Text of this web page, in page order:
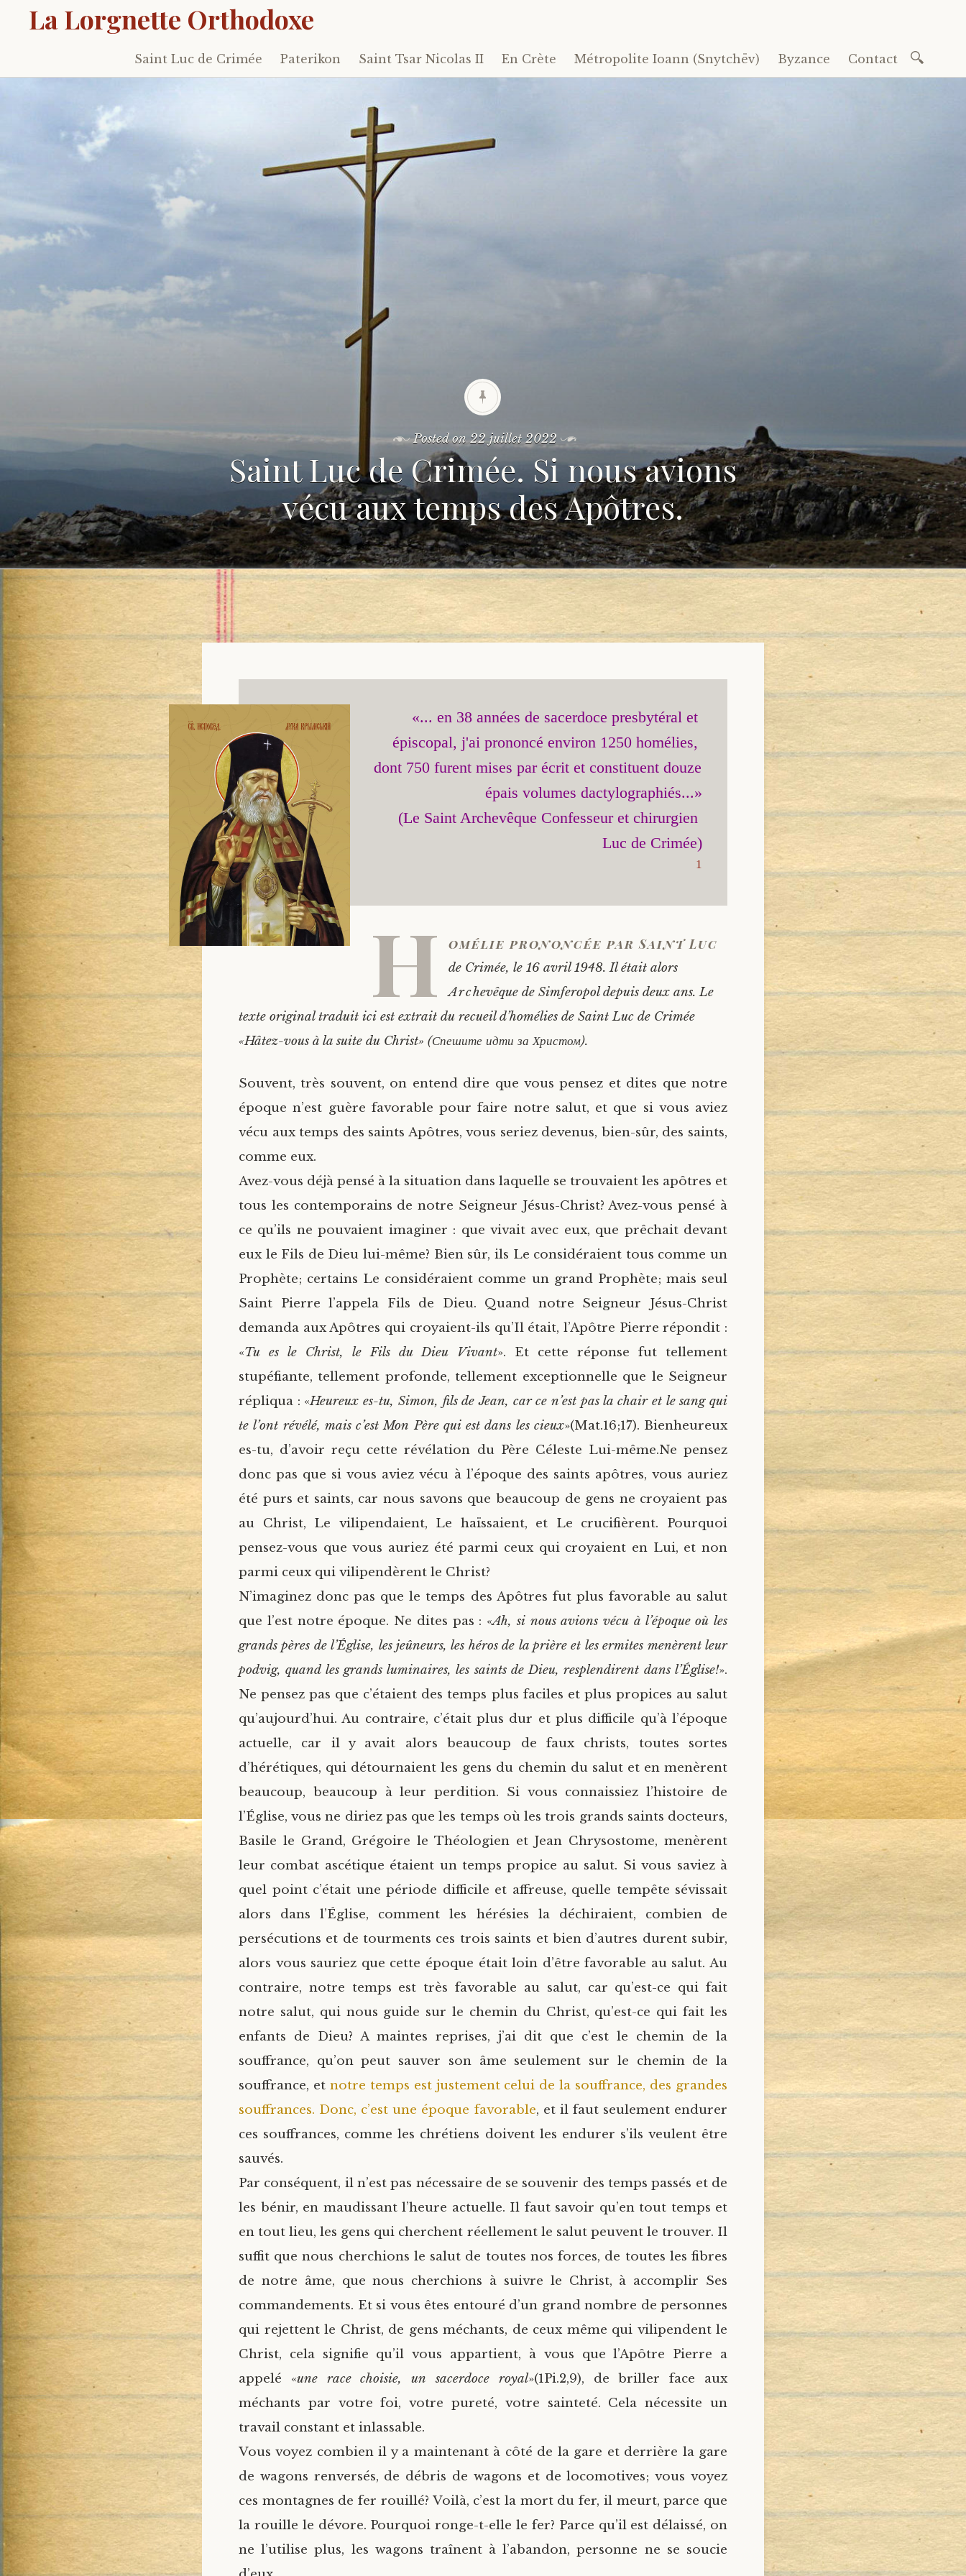
La Lorgnette Orthodoxe
Skip
to
Saint Luc de Crimée Paterikon Saint Tsar Nicolas II En Crète Métropolite Ioann (Snytchëv) Byzance Contact
Posted on22 juillet 2022
Saint Luc de Crimée. Si nous avions
vécu aux temps des Apôtres.
«... en 38 années de sacerdoce presbytéral et
épiscopal, j'ai prononcé environ 1250 homélies,
dont 750 furent mises par écrit et constituent douze
épais volumes dactylographiés...»
(Le Saint Archevêque Confesseur et chirurgien
Luc de Crimée)
1
H omélie prononcée par Saint Luc
de Crimée, le 16 avril 1948. Il était alors
Archevêque de Simferopol depuis deux ans. Le
texte original traduit ici est extrait du recueil d’homélies de Saint Luc de Crimée
«Hâtez-vous à la suite du Christ» (Спешите идти за Христом).
Souvent, très souvent, on entend dire que vous pensez et dites que notre
époque n’est guère favorable pour faire notre salut, et que si vous aviez
vécu aux temps des saints Apôtres, vous seriez devenus, bien-sûr, des saints,
comme eux.
Avez-vous déjà pensé à la situation dans laquelle se trouvaient les apôtres et
tous les contemporains de notre Seigneur Jésus-Christ? Avez-vous pensé à
ce qu’ils ne pouvaient imaginer : que vivait avec eux, que prêchait devant
eux le Fils de Dieu lui-même? Bien sûr, ils Le considéraient tous comme un
Prophète; certains Le considéraient comme un grand Prophète; mais seul
Saint Pierre l’appela Fils de Dieu. Quand notre Seigneur Jésus-Christ
demanda aux Apôtres qui croyaient-ils qu’Il était, l’Apôtre Pierre répondit :
«Tu es le Christ, le Fils du Dieu Vivant». Et cette réponse fut tellement
stupéfiante, tellement profonde, tellement exceptionnelle que le Seigneur
répliqua : «Heureux es-tu, Simon, fils de Jean, car ce n’est pas la chair et le sang qui
te l’ont révélé, mais c’est Mon Père qui est dans les cieux»(Mat.16;17). Bienheureux
es-tu, d’avoir reçu cette révélation du Père Céleste Lui-même.Ne pensez
donc pas que si vous aviez vécu à l’époque des saints apôtres, vous auriez
été purs et saints, car nous savons que beaucoup de gens ne croyaient pas
au Christ, Le vilipendaient, Le haïssaient, et Le crucifièrent. Pourquoi
pensez-vous que vous auriez été parmi ceux qui croyaient en Lui, et non
parmi ceux qui vilipendèrent le Christ?
N’imaginez donc pas que le temps des Apôtres fut plus favorable au salut
que l’est notre époque. Ne dites pas : «Ah, si nous avions vécu à l’époque où les
grands pères de l’Église, les jeûneurs, les héros de la prière et les ermites menèrent leur
podvig, quand les grands luminaires, les saints de Dieu, resplendirent dans l’Église!».
Ne pensez pas que c’étaient des temps plus faciles et plus propices au salut
qu’aujourd’hui. Au contraire, c’était plus dur et plus difficile qu’à l’époque
actuelle, car il y avait alors beaucoup de faux christs, toutes sortes
d’hérétiques, qui détournaient les gens du chemin du salut et en menèrent
beaucoup, beaucoup à leur perdition. Si vous connaissiez l’histoire de
l’Église, vous ne diriez pas que les temps où les trois grands saints docteurs,
Basile le Grand, Grégoire le Théologien et Jean Chrysostome, menèrent
leur combat ascétique étaient un temps propice au salut. Si vous saviez à
quel point c’était une période difficile et affreuse, quelle tempête sévissait
alors dans l’Église, comment les hérésies la déchiraient, combien de
persécutions et de tourments ces trois saints et bien d’autres durent subir,
alors vous sauriez que cette époque était loin d’être favorable au salut. Au
contraire, notre temps est très favorable au salut, car qu’est-ce qui fait
notre salut, qui nous guide sur le chemin du Christ, qu’est-ce qui fait les
enfants de Dieu? A maintes reprises, j’ai dit que c’est le chemin de la
souffrance, qu’on peut sauver son âme seulement sur le chemin de la
souffrance, et notre temps est justement celui de la souffrance, des grandes
souffrances. Donc, c’est une époque favorable, et il faut seulement endurer
ces souffrances, comme les chrétiens doivent les endurer s’ils veulent être
sauvés.
Par conséquent, il n’est pas nécessaire de se souvenir des temps passés et de
les bénir, en maudissant l’heure actuelle. Il faut savoir qu’en tout temps et
en tout lieu, les gens qui cherchent réellement le salut peuvent le trouver. Il
suffit que nous cherchions le salut de toutes nos forces, de toutes les fibres
de notre âme, que nous cherchions à suivre le Christ, à accomplir Ses
commandements. Et si vous êtes entouré d’un grand nombre de personnes
qui rejettent le Christ, de gens méchants, de ceux même qui vilipendent le
Christ, cela signifie qu’il vous appartient, à vous que l’Apôtre Pierre a
appelé «une race choisie, un sacerdoce royal»(1Pi.2,9), de briller face aux
méchants par votre foi, votre pureté, votre sainteté. Cela nécessite un
travail constant et inlassable.
Vous voyez combien il y a maintenant à côté de la gare et derrière la gare
de wagons renversés, de débris de wagons et de locomotives; vous voyez
ces montagnes de fer rouillé? Voilà, c’est la mort du fer, il meurt, parce que
la rouille le dévore. Pourquoi ronge-t-elle le fer? Parce qu’il est délaissé, on
ne l’utilise plus, les wagons traînent à l’abandon, personne ne se soucie